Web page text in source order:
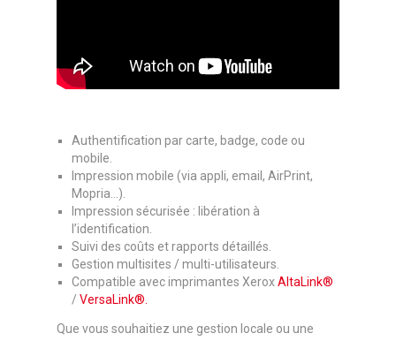
Authentification par carte, badge, code ou
mobile.
Impression mobile (via appli, email, AirPrint,
Mopria…).
Impression sécurisée : libération à
l’identification.
Suivi des coûts et rapports détaillés.
Gestion multisites / multi-utilisateurs.
Compatible avec imprimantes XeroxAltaLink®
/ VersaLink®.
Que vous souhaitiez une gestion locale ou une